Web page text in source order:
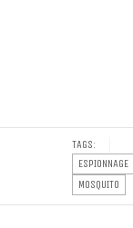
TAGS:
ESPIONNAGE
MOSQUITO